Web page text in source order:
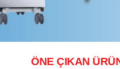
ÖNE ÇIKAN